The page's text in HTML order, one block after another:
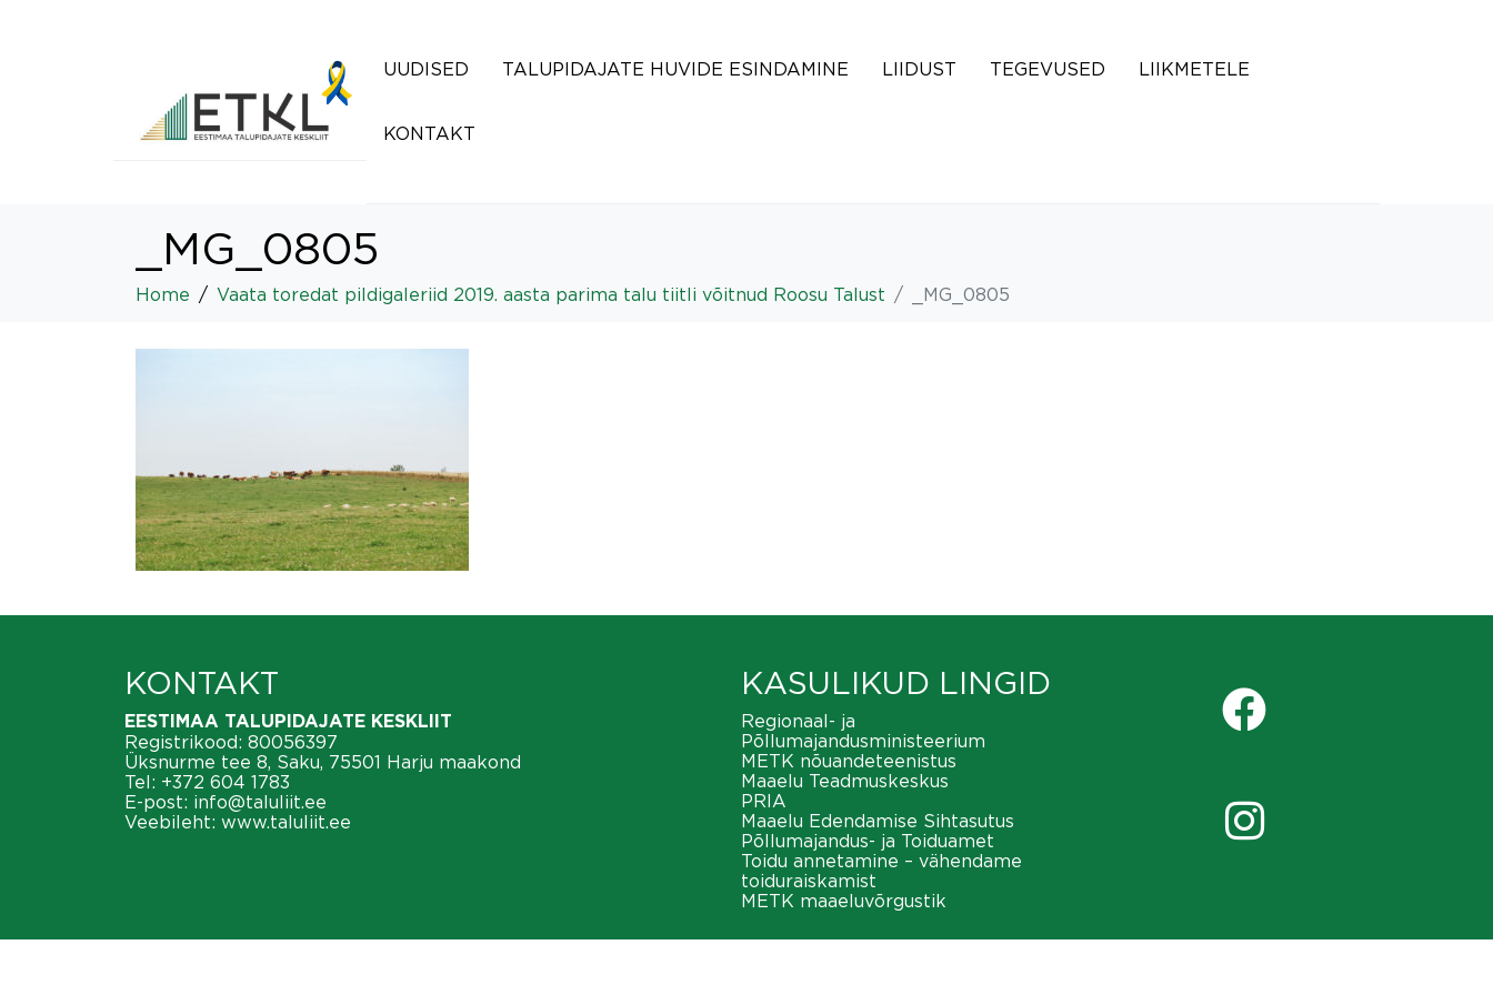
UUDISED TALUPIDAJATE HUVIDE ESINDAMINE LIIDUST TEGEVUSED LIIKMETELE
KONTAKT
_MG_0805
Home Vaata toredat pildigaleriid 2019. aasta parima talu tiitli võitnud Roosu Talust _MG_0805
KONTAKT
EESTIMAA TALUPIDAJATE KESKLIIT
Registrikood: 80056397
Üksnurme tee 8, Saku, 75501 Harju maakond
Tel: +372 604 1783
E-post: info@taluliit.ee
Veebileht: www.taluliit.ee
KASULIKUD LINGID
Regionaal- ja
Põllumajandusministeerium
METK nõuandeteenistus
Maaelu Teadmuskeskus
PRIA
Maaelu Edendamise Sihtasutus
Põllumajandus- ja Toiduamet
Toidu annetamine – vähendame
toiduraiskamist
METK maaeluvõrgustik